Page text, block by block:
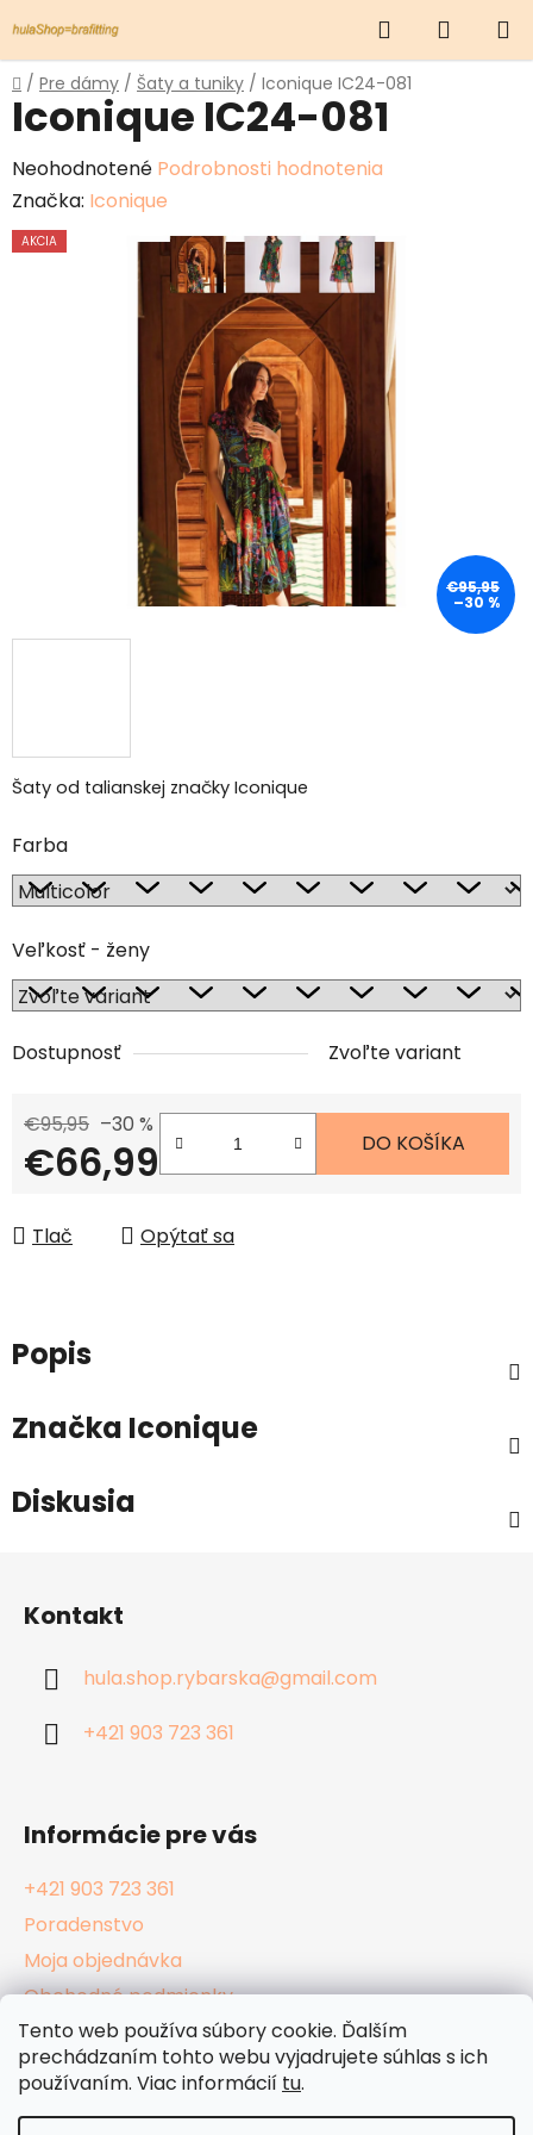
Tento web používa súbory cookie. Ďalším
prechádzaním tohto webu vyjadrujete súhlas s ich
používaním. Viac informácií tu.
na
obsah
Hľadať
KOŠÍK
Domov
/ Pre dámy / Šaty a tuniky / Iconique IC24-081
Šaty od talianskej značky Iconique
Farba
Veľkosť - ženy
Dostupnosť Zvoľte variant
€95,95 –30 %
€66,99 DO KOŠÍKA
Tlač Opýtať sa
Iconique IC24-081
Priemerné
hodnotenie
produktu
Neohodnotené Podrobnosti hodnotenia
Značka: Iconique
AKCIA
€95,95
–30 %
Popis
Značka Iconique
Diskusia
Kontakt
hula.shop.rybarska@gmail.com
+421 903 723 361
Informácie pre vás
+421 903 723 361
Poradenstvo
Moja objednávka
Obchodné podmienky
Reklamačný poriadok
Podmienky ochrany osobných údajov